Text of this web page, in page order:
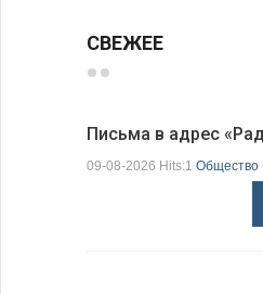
СВЕЖЕЕ
Письма в адрес
09-08-2026 Hits:1 Общество